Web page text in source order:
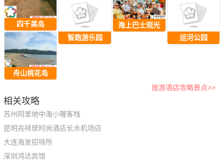
四千美岛
舟山桃花岛
智跑游乐园
海上巴士观光
运河公园
旅游酒店攻略景点>>
相关攻略
苏州同里地中海小喔客栈
昆明兆祥居时尚酒店长水机场店
大连海发招待所
深圳鸿达宾馆